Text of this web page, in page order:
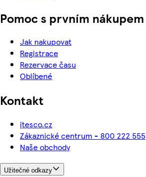
Pomoc s prvním nákupem
Jak nakupovat
Registrace
Rezervace času
Oblíbené
Kontakt
itesco.cz
Zákaznické centrum - 800 222 555
Naše obchody
Užitečné odkazy